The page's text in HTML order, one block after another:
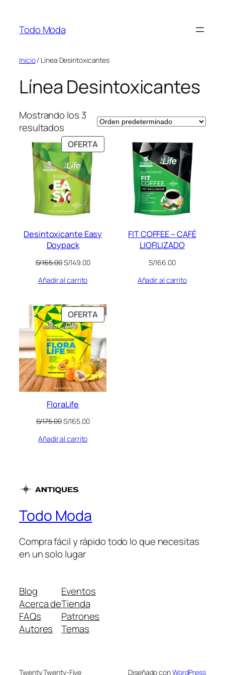
contenido
Todo Moda
Inicio/ Línea Desintoxicantes
Línea Desintoxicantes
Mostrando los 3
resultados
OFERTAPRODUCTO
EN
Desintoxicante Easy
Doypack
S/165.00El
original
S/149.00El
Añadir al carrito
FIT COFFEE – CAFÉ
LIOFILIZADO
S/166.00
Añadir al carrito
OFERTA PRODUCTO
EN
OFERTA
FloraLife
S/175.00El
original
S/165.00El
Añadir al carrito
Todo Moda
Compra fácil y rápido todo lo que necesitas
en un solo lugar
Blog
Acerca de
FAQs
Autores
Eventos
Tienda
Patrones
Temas
Twenty Twenty-Five Diseñado conWordPress